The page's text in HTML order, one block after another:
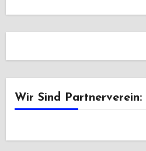
Wir Sind Partnerverein: